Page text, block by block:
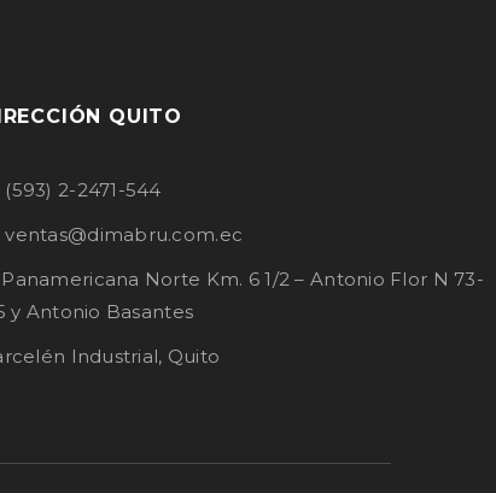
QUITO
(593) 2-2471-544
ventas@dimabru.com.ec
Panamericana Norte Km. 6 1/2 – Antonio Flor N 73-
y Antonio Basantes
Industrial, Quito